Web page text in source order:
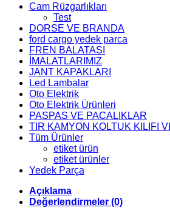
Cam Rüzgarlıkları
Test
DORSE VE BRANDA
ford cargo yedek parca
FREN BALATASI
İMALATLARIMIZ
JANT KAPAKLARI
Led Lambalar
Oto Elektrik
Oto Elektrik Ürünleri
PASPAS VE PACALIKLAR
TIR KAMYON KOLTUK KILIFI
Tüm Ürünler
etiket ürün
etiket ürünler
Yedek Parça
Açıklama
Değerlendirmeler (0)